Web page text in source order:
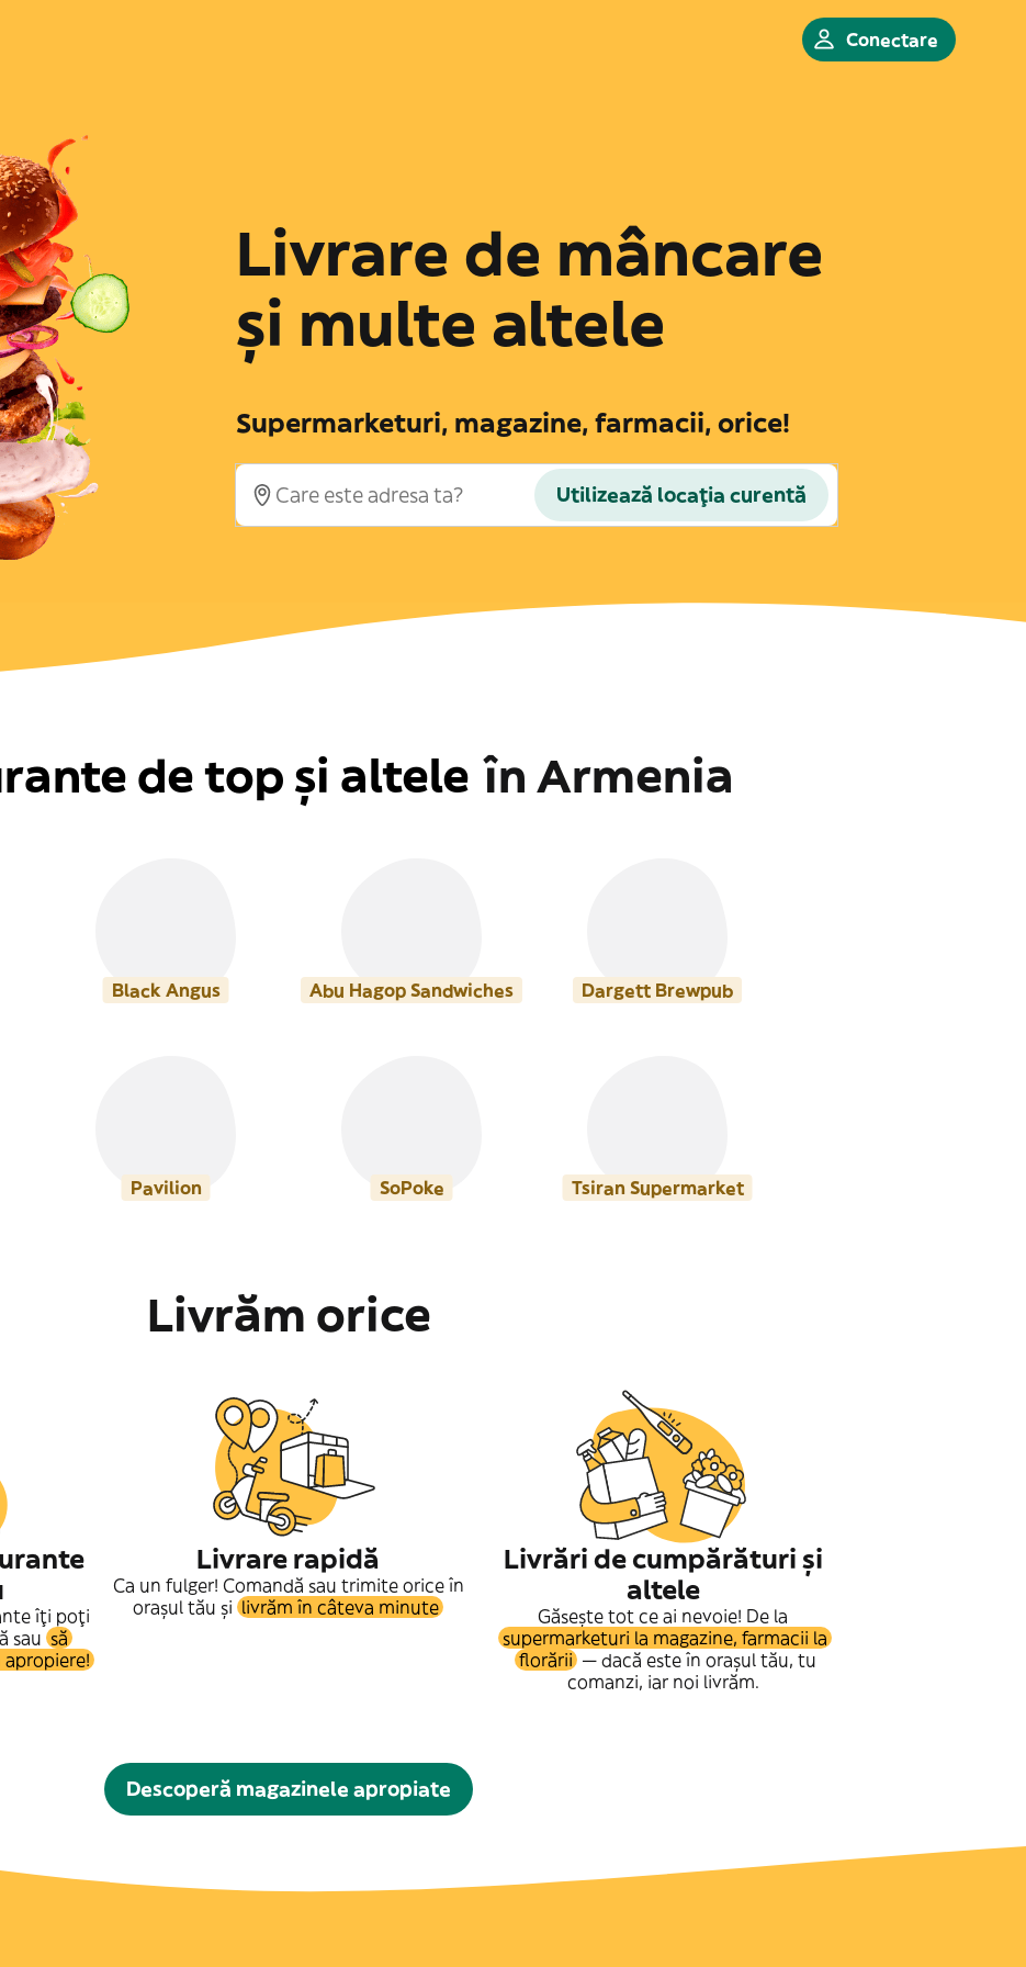
Conectare
Livrare de mâncare
și multe altele
Supermarketuri, magazine, farmacii, orice!
Utilizează locația curentă
de top și altele în Armenia
Black Angus Abu Hagop Sandwiches Dargett Brewpub
Pavilion SoPoke Tsiran Supermarket
Livrăm orice
îți poți
sau să
Livrare rapidă
Ca un fulger! Comandă sau trimite orice în
orașul tău și livrăm în câteva minute
Livrări de cumpărături și
altele
Găsește tot ce ai nevoie! De la
supermarketuri la magazine, farmacii la
florării — dacă este în orașul tău, tu
comanzi, iar noi livrăm.
Descoperă magazinele apropiate